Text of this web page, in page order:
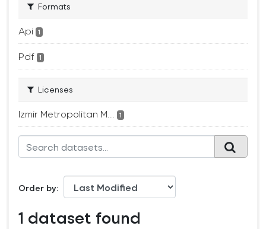
Formats
Api 1
Pdf 1
Licenses
Izmir Metropolitan M... 1
Order by
1 dataset found